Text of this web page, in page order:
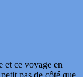
et ce voyage en
pas de côté que